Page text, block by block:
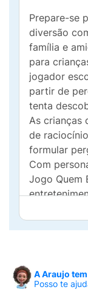
Prepare-se
diversão
família e
para
jogador
partir de
tenta
As crianças
de
formular
Com
Jogo Quem
interação
os
especiais,
criar
A Araujo
Posso te